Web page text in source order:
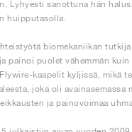
Lyhyesti sanottuna hän
huipputasolla.
biomekaniikan
painoi puolet vähemmän
kaapelit kyljissä, mikä
joka oli
ja painovoimaa